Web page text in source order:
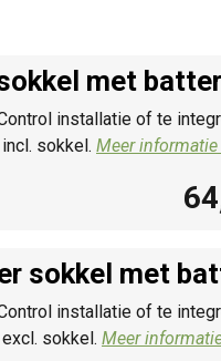
met
installatie of te
sokkel. Meer informatie
sokkel met
installatie of te
sokkel. Meer